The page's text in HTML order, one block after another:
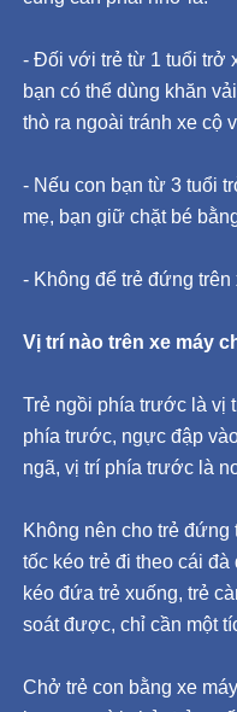
- Đối với trẻ từ 1 tuổi trở
bạn có thể dùng khăn
thò ra ngoài tránh xe cộ
- Nếu con bạn từ 3 tuổi
mẹ, bạn giữ chặt bé
- Không để trẻ đứng
Vị trí nào trên xe máy
Trẻ ngồi phía trước là vị
phía trước, ngực đập
ngã, vị trí phía trước là
Không nên cho trẻ
tốc kéo trẻ đi theo cái
kéo đứa trẻ xuống, trẻ
soát được, chỉ cần một
Chở trẻ con bằng xe